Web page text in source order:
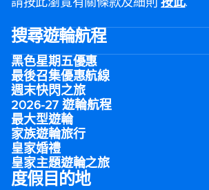
搜尋遊輪航程
黑色星期五優惠
最後召集優惠航線
週末快閃之旅
2026-27 遊輪航程
最大型遊輪
家族遊輪旅行
皇家婚禮
皇家主題遊輪之旅
度假目的地